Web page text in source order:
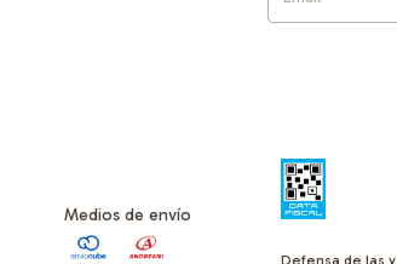
Medios de envío
Defensa de las